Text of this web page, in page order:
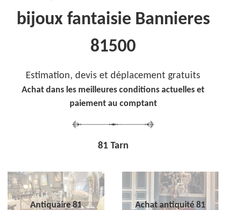
bijoux fantaisie Bannieres
81500
Estimation, devis et déplacement gratuits
Achat dans les meilleures conditions actuelles et
paiement au comptant
81 Tarn
Antiquaire 81 Achat antiquité 81